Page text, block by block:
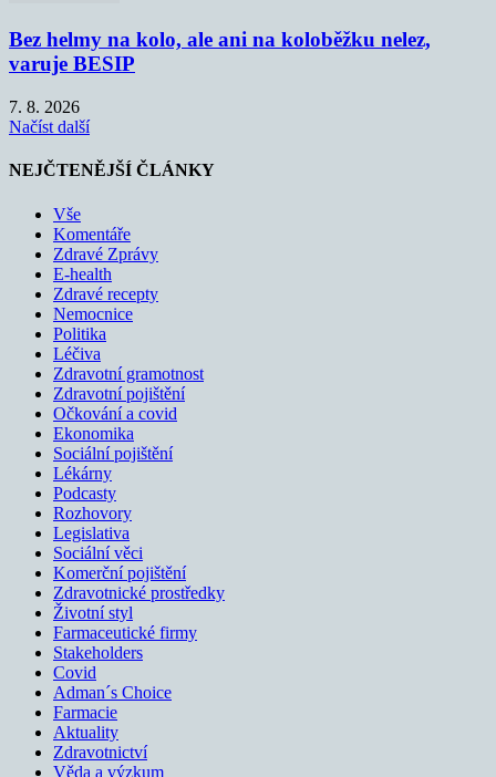
Bez helmy na kolo, ale ani na koloběžku nelez,
varuje BESIP
7. 8. 2026
Načíst další
NEJČTENĚJŠÍ ČLÁNKY
Vše
Komentáře
Zdravé Zprávy
E-health
Zdravé recepty
Nemocnice
Politika
Léčiva
Zdravotní gramotnost
Zdravotní pojištění
Očkování a covid
Ekonomika
Sociální pojištění
Lékárny
Podcasty
Rozhovory
Legislativa
Sociální věci
Komerční pojištění
Zdravotnické prostředky
Životní styl
Farmaceutické firmy
Stakeholders
Covid
Adman´s Choice
Farmacie
Aktuality
Zdravotnictví
Věda a výzkum